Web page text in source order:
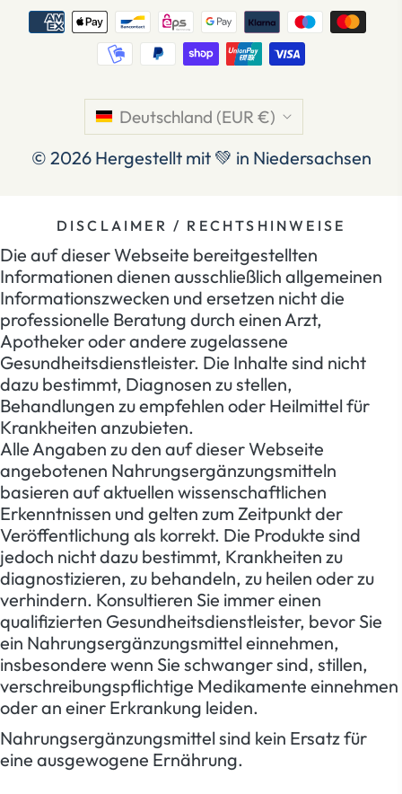
Deutschland (EUR €)
© 2026 Hergestellt mit 💚 in Niedersachsen
DISCLAIMER / RECHTSHINWEISE
Die auf dieser Webseite bereitgestellten
Informationen dienen ausschließlich allgemeinen
Informationszwecken und ersetzen nicht die
professionelle Beratung durch einen Arzt,
Apotheker oder andere zugelassene
Gesundheitsdienstleister. Die Inhalte sind nicht
dazu bestimmt, Diagnosen zu stellen,
Behandlungen zu empfehlen oder Heilmittel für
Krankheiten anzubieten.
Alle Angaben zu den auf dieser Webseite
angebotenen Nahrungsergänzungsmitteln
basieren auf aktuellen wissenschaftlichen
Erkenntnissen und gelten zum Zeitpunkt der
Veröffentlichung als korrekt. Die Produkte sind
jedoch nicht dazu bestimmt, Krankheiten zu
diagnostizieren, zu behandeln, zu heilen oder zu
verhindern. Konsultieren Sie immer einen
qualifizierten Gesundheitsdienstleister, bevor Sie
ein Nahrungsergänzungsmittel einnehmen,
insbesondere wenn Sie schwanger sind, stillen,
verschreibungspflichtige Medikamente einnehmen
oder an einer Erkrankung leiden.
Nahrungsergänzungsmittel sind kein Ersatz für
eine ausgewogene Ernährung.